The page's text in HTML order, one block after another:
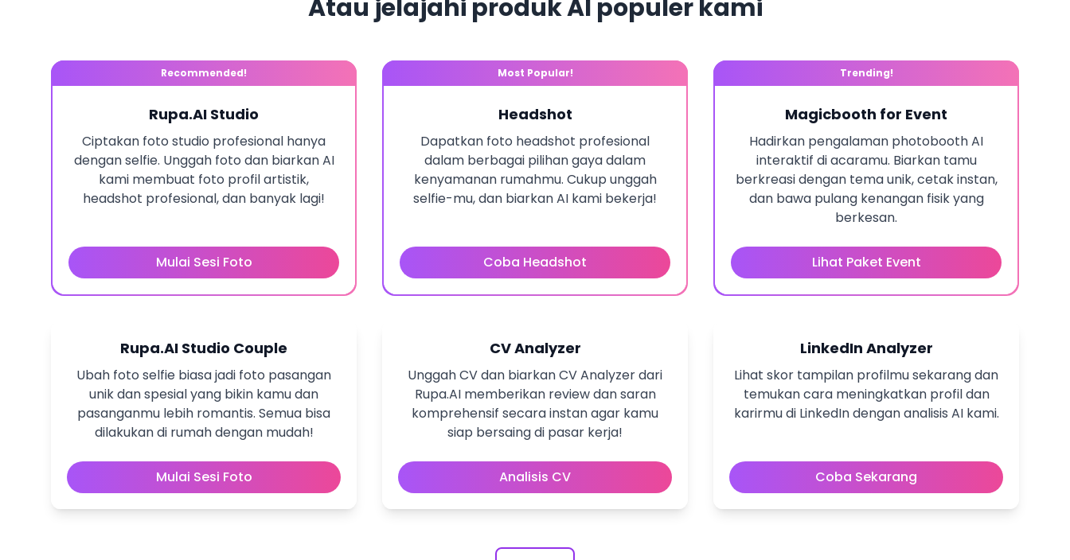
Atau jelajahi produk AI populer kami
Recommended!
Rupa.AI Studio
Ciptakan foto studio profesional hanya
dengan selfie. Unggah foto dan biarkan AI
kami membuat foto profil artistik,
headshot profesional, dan banyak lagi!
Mulai Sesi Foto
Most Popular!
Headshot
Dapatkan foto headshot profesional
dalam berbagai pilihan gaya dalam
kenyamanan rumahmu. Cukup unggah
selfie-mu, dan biarkan AI kami bekerja!
Coba Headshot
Trending!
Magicbooth for Event
Hadirkan pengalaman photobooth AI
interaktif di acaramu. Biarkan tamu
berkreasi dengan tema unik, cetak instan,
dan bawa pulang kenangan fisik yang
berkesan.
Lihat Paket Event
Rupa.AI Studio Couple
Ubah foto selfie biasa jadi foto pasangan
unik dan spesial yang bikin kamu dan
pasanganmu lebih romantis. Semua bisa
dilakukan di rumah dengan mudah!
Mulai Sesi Foto
CV Analyzer
Unggah CV dan biarkan CV Analyzer dari
Rupa.AI memberikan review dan saran
komprehensif secara instan agar kamu
siap bersaing di pasar kerja!
Analisis CV
LinkedIn Analyzer
Lihat skor tampilan profilmu sekarang dan
temukan cara meningkatkan profil dan
karirmu di LinkedIn dengan analisis AI kami.
Coba Sekarang